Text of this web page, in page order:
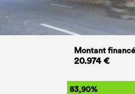
Montant
20.974 €
83,90%